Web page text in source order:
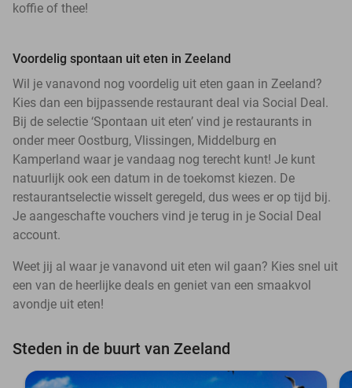
koffie of thee!
Voordelig spontaan uit eten in Zeeland
Wil je vanavond nog voordelig uit eten gaan in Zeeland?
Kies dan een bijpassende restaurant deal via Social Deal.
Bij de selectie ‘Spontaan uit eten’ vind je restaurants in
onder meer Oostburg, Vlissingen, Middelburg en
Kamperland waar je vandaag nog terecht kunt! Je kunt
natuurlijk ook een datum in de toekomst kiezen. De
restaurantselectie wisselt geregeld, dus wees er op tijd bij.
Je aangeschafte vouchers vind je terug in je Social Deal
account.
Weet jij al waar je vanavond uit eten wil gaan? Kies snel uit
een van de heerlijke deals en geniet van een smaakvol
avondje uit eten!
Steden in de buurt van Zeeland